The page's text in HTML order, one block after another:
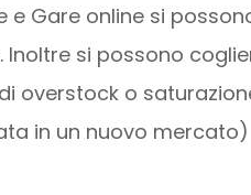
e Gare online si
Inoltre si possono
overstock o
in un nuovo mercato)